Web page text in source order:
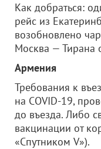
Как добраться:
рейс из
возобновлено
Москва — Тирана
Армения
Требования к
на COVID-19,
до въезда. Либо
вакцинации от
«Спутником V»).